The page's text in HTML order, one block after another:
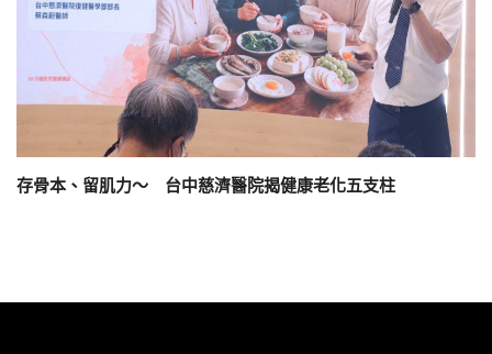
存骨本、留肌力～ 台中慈濟醫院揭健康老化五支柱